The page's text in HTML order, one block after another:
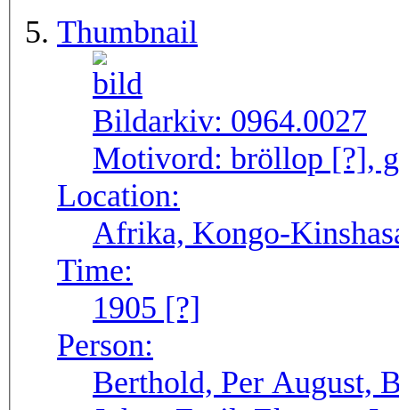
Thumbnail
Bildarkiv: 0964.0027
Motivord: bröllop [?],
Location:
Afrika, Kongo-
Time:
1905 [?]
Person:
Berthold, Per August,